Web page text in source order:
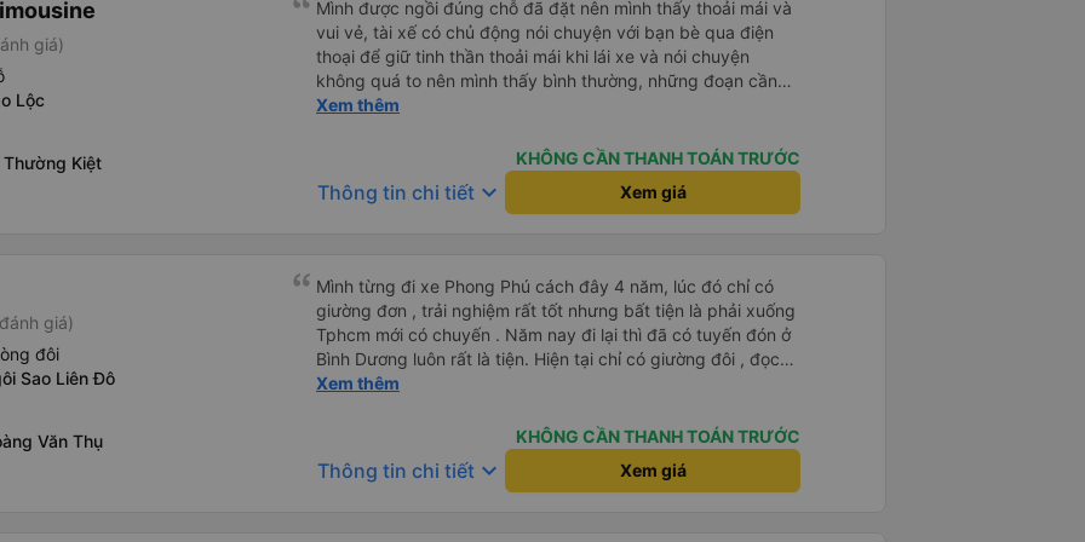
tôi hỏi mọi người, tôi có thể sử dụng xe đưa đón được không.
Họ có dịch vụ đưa đón nên tôi mới phớt lờ tài xế taxi. Tôi vừa
cho xem địa chỉ khách sạn, tài xế đưa đón đã đưa tôi đến
đúng nơi. Tôi thực sự đánh giá cao mọi thứ. Tôi hi vọng được
gặp bạn lần nữa.
giá)
Lộc
Kiệt
Mình được ngồi đúng chỗ đã đặt nên mình thấy thoải mái và
vui vẻ, tài xế có chủ động nói chuyện với bạn bè qua điện
thoại để giữ tinh thần thoải mái khi lái xe và nói chuyện
không quá to nên mình thấy bình thường, những đoạn cần
tập trung như vào đường đèo thì tài xế ngừng lại để tập
và phí mình tự trả. Không rõ có được hỗ trợ không nhưng phí
cũng vài chục nên mình ngại hỏi. Xe khá sạch, thoải mái
không mùi nhiều.
Xem thêm
KHÔNG CẦN THANH TOÁN TRƯỚC
Thông tin chi tiết keyboard_arrow_down Xem giá
giá)
đôi
Sao Liên Đô
Văn Thụ
Mình từng đi xe Phong Phú cách đây 4 năm, lúc đó chỉ có
giường đơn , trải nghiệm rất tốt nhưng bất tiện là phải xuống
Tphcm mới có chuyến . Năm nay đi lại thì đã có tuyến đón ở
Bình Dương luôn rất là tiện. Hiện tại chỉ có giường đôi , đọc
review thấy mn đánh giá ko tốt giường chậc này nọ , thái độ
chịu chuyển đến khách sạn mà khách yêu cầu. Nghe cũng
hơi e dè nhưng mình vẫn quyết định trải nghiệm lại.Đầu tiên
là vé xe rẻ hơn các hãng Limousine khác mà còn được áp
Xem thêm
KHÔNG CẦN THANH TOÁN TRƯỚC
Thông tin chi tiết keyboard_arrow_down Xem giá